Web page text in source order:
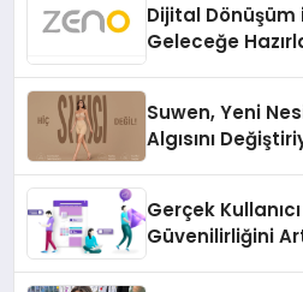
Dijital Dönüşüm
Geleceğe
Suwen, Yeni
Algısını
Gerçek
Güvenilirliğini